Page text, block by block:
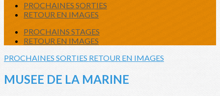
PROCHAINES SORTIES
RETOUR EN IMAGES
PROCHAINS STAGES
RETOUR EN IMAGES
PROCHAINES SORTIES RETOUR EN IMAGES
MUSEE DE LA MARINE